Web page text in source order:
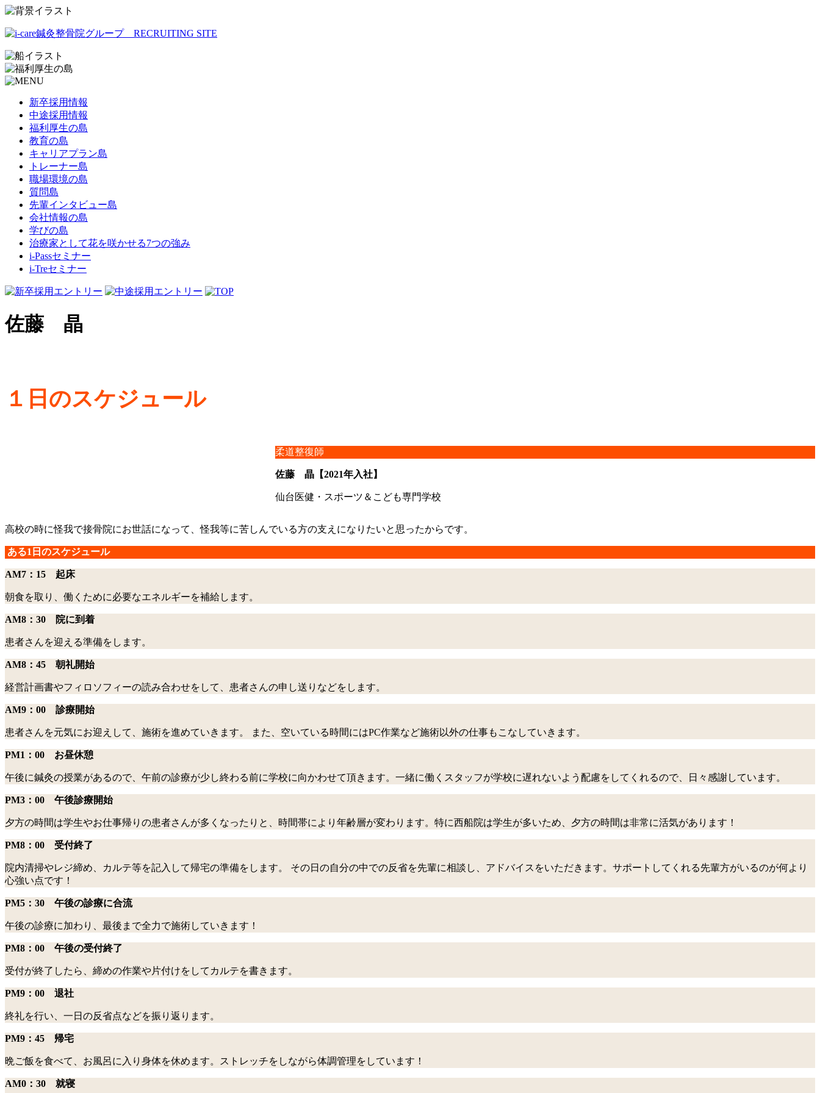
新卒採用情報
中途採用情報
福利厚生の島
教育の島
キャリアプラン島
トレーナー島
職場環境の島
質問島
先輩インタビュー島
会社情報の島
学びの島
治療家として花を咲かせる7つの強み
i-Passセミナー
i-Treセミナー
佐藤 晶
１日のスケジュール
柔道整復師
佐藤 晶【2021年入社】
仙台医健・スポーツ＆こども専門学校
高校の時に怪我で接骨院にお世話になって、怪我等に苦しんでいる方の支えになりたいと思ったからです。
ある1日のスケジュール
AM7：15 起床
朝食を取り、働くために必要なエネルギーを補給します。
AM8：30 院に到着
患者さんを迎える準備をします。
AM8：45 朝礼開始
経営計画書やフィロソフィーの読み合わせをして、患者さんの申し送りなどをします。
AM9：00 診療開始
患者さんを元気にお迎えして、施術を進めていきます。 また、空いている時間にはPC作業など施術以外の仕事もこなしていきます。
PM1：00 お昼休憩
午後に鍼灸の授業があるので、午前の診療が少し終わる前に学校に向かわせて頂きます。一緒に働くスタッフが学校に遅れないよう配慮をしてくれるので、日々感謝しています。
PM3：00 午後診療開始
夕方の時間は学生やお仕事帰りの患者さんが多くなったりと、時間帯により年齢層が変わります。特に西船院は学生が多いため、夕方の時間は非常に活気があります！
PM8：00 受付終了
院内清掃やレジ締め、カルテ等を記入して帰宅の準備をします。 その日の自分の中での反省を先輩に相談し、アドバイスをいただきます。サポートしてくれる先輩方がいるのが何より
心強い点です！
PM5：30 午後の診療に合流
午後の診療に加わり、最後まで全力で施術していきます！
PM8：00 午後の受付終了
受付が終了したら、締めの作業や片付けをしてカルテを書きます。
PM9：00 退社
終礼を行い、一日の反省点などを振り返ります。
PM9：45 帰宅
晩ご飯を食べて、お風呂に入り身体を休めます。ストレッチをしながら体調管理をしています！
AM0：30 就寝